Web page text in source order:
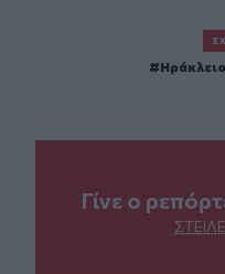
Ηράκλειο
Γίνε ο